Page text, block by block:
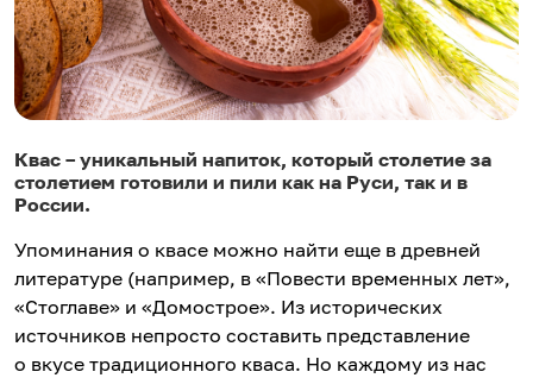
Квас – уникальный напиток, который столетие за
столетием готовили и пили как на Руси, так и в
России.
Упоминания о квасе можно найти еще в древней
литературе (например, в «Повести временных лет»,
«Стоглаве» и «Домострое». Из исторических
источников непросто составить представление
о вкусе традиционного кваса. Но каждому из нас